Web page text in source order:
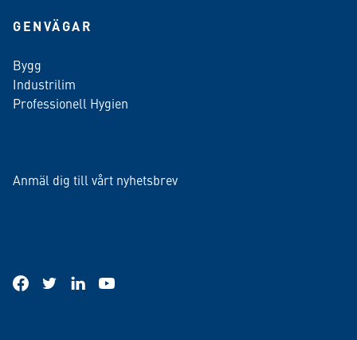
GENVÄGAR
Bygg
Industrilim
Professionell Hygien
Anmäl dig till vårt nyhetsbrev
facebook
twitter linkedinyoutube